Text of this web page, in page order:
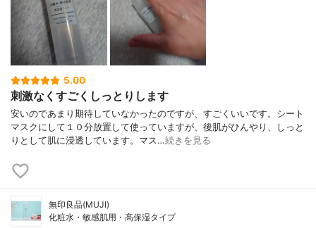
5.00
刺激なくすごくしっとりします
安いのであまり期待していなかったのですが、すごくいいです。シート
マスクにして１０分放置して使っていますが、後肌がひんやり、しっと
りとして肌に浸透しています。マス…続きを見る
無印良品(MUJI)
化粧水・敏感肌用・高保湿タイプ